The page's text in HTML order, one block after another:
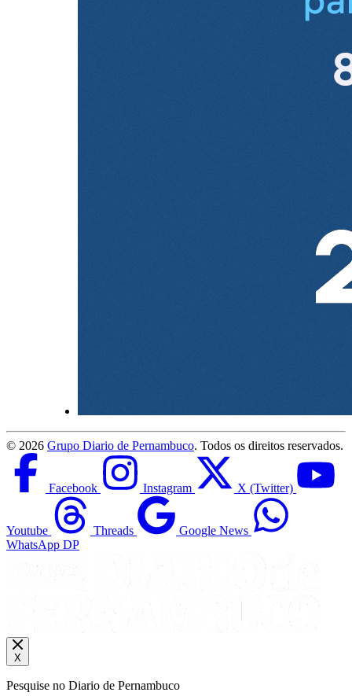
© 2026 Grupo Diario de Pernambuco. Todos os direitos reservados.
Facebook Instagram X (Twitter)
Youtube Threads
Google News
WhatsApp DP
X
Pesquise no Diario de Pernambuco